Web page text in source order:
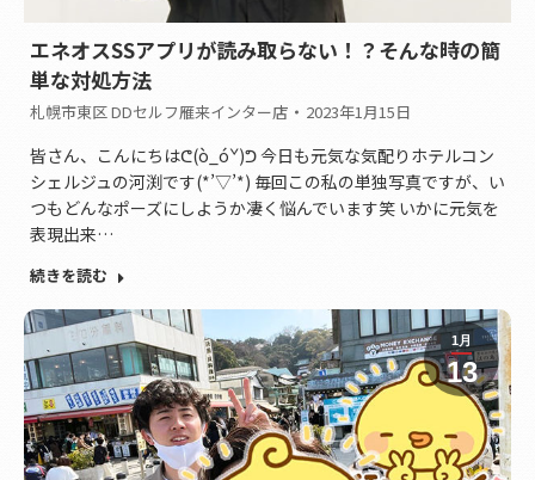
エネオスSSアプリが読み取らない！？そんな時の簡
単な対処方法
札幌市東区 DDセルフ雁来インター店 2023年1月15日
皆さん、こんにちはᕦ(ò_óˇ)ᕤ 今日も元気な気配りホテルコン
シェルジュの河渕です(*’▽’*) 毎回この私の単独写真ですが、い
つもどんなポーズにしようか凄く悩んでいます笑 いかに元気を
表現出来…
続きを読む
1月
13